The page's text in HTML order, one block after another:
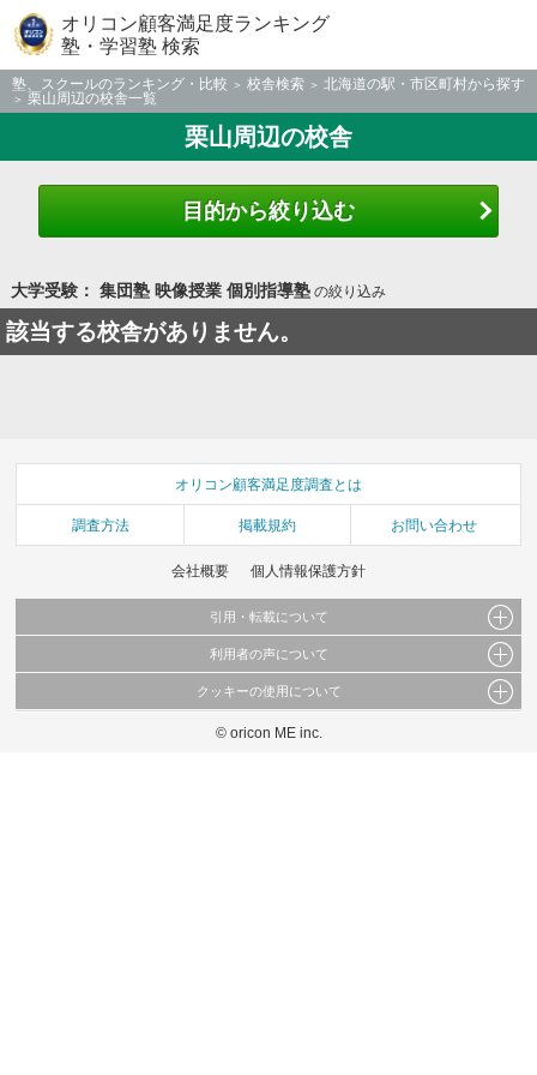
オリコン顧客満足度ランキング
塾・学習塾 検索
塾、スクールのランキング・比較 校舎検索
北海道の駅・市区町村から探す
栗山周辺の校舎一覧
栗山周辺の校舎
目的から絞り込む
大学受験： 集団塾 映像授業 個別指導塾の絞り込み
該当する校舎がありません。
オリコン顧客満足度調査とは
調査方法 掲載規約 お問い合わせ
会社概要 個人情報保護方針
引用・転載について
当サイトで公開されている情報（文字、写真、イラスト、画像データ等）及びこれらの配
これらの情報を権利者の許可なく無断転載・複製などの二次利用を行うことは固く禁じて
利用者の声について
当サイトに掲載している内容はすべてサービスの利用者が提出された見解・感想です。
弊社の見解・ 意見ではないことをご理解いただいた上でご覧ください。
クッキーの使用について
このサイトでは Cookie を使用して、ユーザーに合わせたコンテンツや広告の表示、ソー
© oricon ME inc.